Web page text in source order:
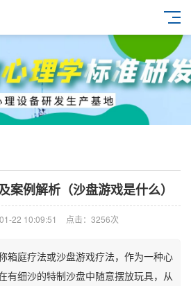
案例解析（沙盘游戏是什么）
22 10:09:51 点击：3256次
箱庭疗法或沙盘游戏疗法，作为一种心
有细沙的特制沙盘中随意摆放玩具，从